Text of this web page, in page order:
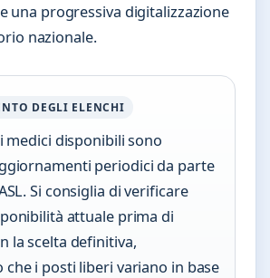
una progressiva digitalizzazione
nazionale.
DEGLI ELENCHI
medici disponibili sono
periodici da parte
Si consiglia di verificare
attuale prima di
la scelta definitiva,
che i posti liberi variano in base